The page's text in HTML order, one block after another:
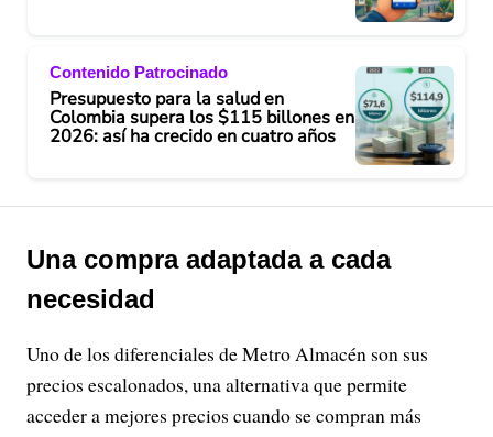
Contenido Patrocinado
Presupuesto para la salud en
Colombia supera los $115 billones en
2026: así ha crecido en cuatro años
Una compra adaptada a cada
necesidad
Uno de los diferenciales de Metro Almacén son sus
precios escalonados, una alternativa que permite
acceder a mejores precios cuando se compran más